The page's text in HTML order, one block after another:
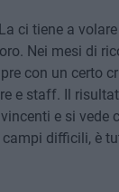
ci tiene a
Nei mesi di
con un certo
e staff. Il
e si vede
difficili, è